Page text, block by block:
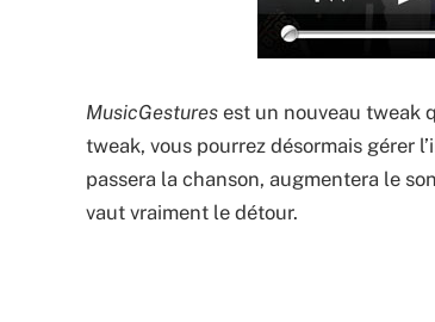
MusicGestures est un nouveau tweak
tweak, vous pourrez désormais gérer
passera la chanson, augmentera le
vaut vraiment le détour.